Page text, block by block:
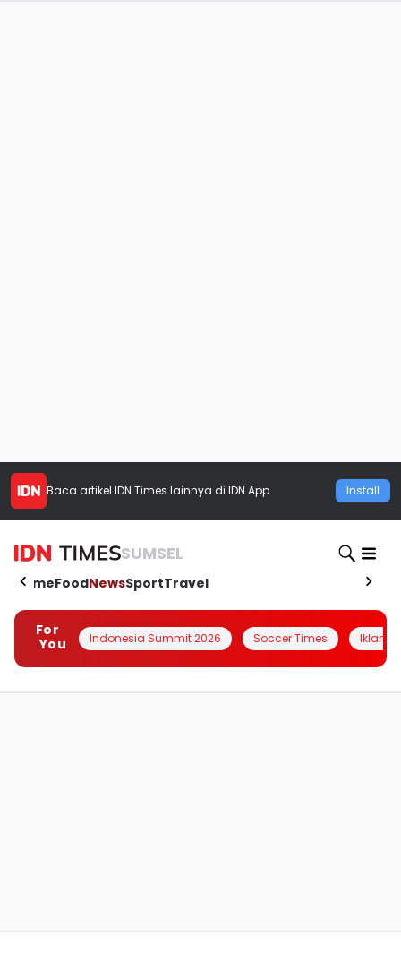
Baca artikel IDN Times lainnya di IDN App Install
SUMSEL
HomeFoodNewsSportTravel
For
You
Indonesia Summit 2026 Soccer Times Iklanin